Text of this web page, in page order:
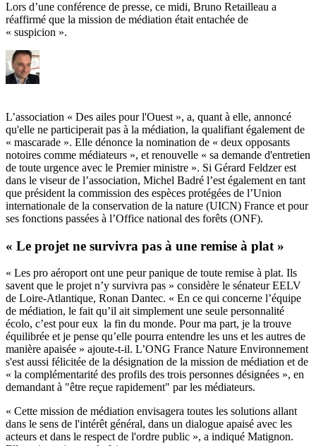
Lors d’une conférence de presse, ce midi, Bruno Retailleau a
réaffirmé que la mission de médiation était entachée de
« suspicion ».
L’association « Des ailes pour l'Ouest », a, quant à elle, annoncé
qu'elle ne participerait pas à la médiation, la qualifiant également de
« mascarade ». Elle dénonce la nomination de « deux opposants
notoires comme médiateurs », et renouvelle « sa demande d'entretien
de toute urgence avec le Premier ministre ». Si Gérard Feldzer est
dans le viseur de l’association, Michel Badré l’est également en tant
que président la commission des espèces protégées de l’Union
internationale de la conservation de la nature (UICN) France et pour
ses fonctions passées à l’Office national des forêts (ONF).
« Le projet ne survivra pas à une remise à plat »
« Les pro aéroport ont une peur panique de toute remise à plat. Ils
savent que le projet n’y survivra pas » considère le sénateur EELV
de Loire-Atlantique, Ronan Dantec. « En ce qui concerne l’équipe
de médiation, le fait qu’il ait simplement une seule personnalité
écolo, c’est pour eux la fin du monde. Pour ma part, je la trouve
équilibrée et je pense qu’elle pourra entendre les uns et les autres de
manière apaisée » ajoute-t-il. L’ONG France Nature Environnement
s'est aussi félicitée de la désignation de la mission de médiation et de
« la complémentarité des profils des trois personnes désignées », en
demandant à "être reçue rapidement" par les médiateurs.
« Cette mission de médiation envisagera toutes les solutions allant
dans le sens de l'intérêt général, dans un dialogue apaisé avec les
acteurs et dans le respect de l'ordre public », a indiqué Matignon.